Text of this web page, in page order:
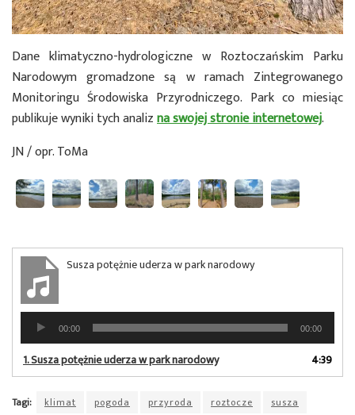
Dane klimatyczno-hydrologiczne w Roztoczańskim Parku
Narodowym gromadzone są w ramach Zintegrowanego
Monitoringu Środowiska Przyrodniczego. Park co miesiąc
publikuje wyniki tych analizna swojej stronie internetowej.
JN / opr. ToMa
Susza potężnie uderza w park narodowy
Odtwarzacz
plików
dźwiękowych
00:00 00:00
1.Susza potężnie uderza w park narodowy 4:39
Tagi: klimat pogoda przyroda roztocze
susza